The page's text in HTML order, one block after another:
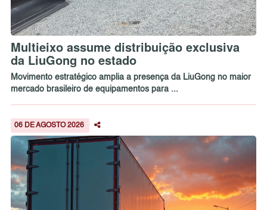
Multieixo assume distribuição exclusiva
da LiuGong no estado
Movimento estratégico amplia a presença da LiuGong no maior
mercado brasileiro de equipamentos para ...
06 DE AGOSTO 2026